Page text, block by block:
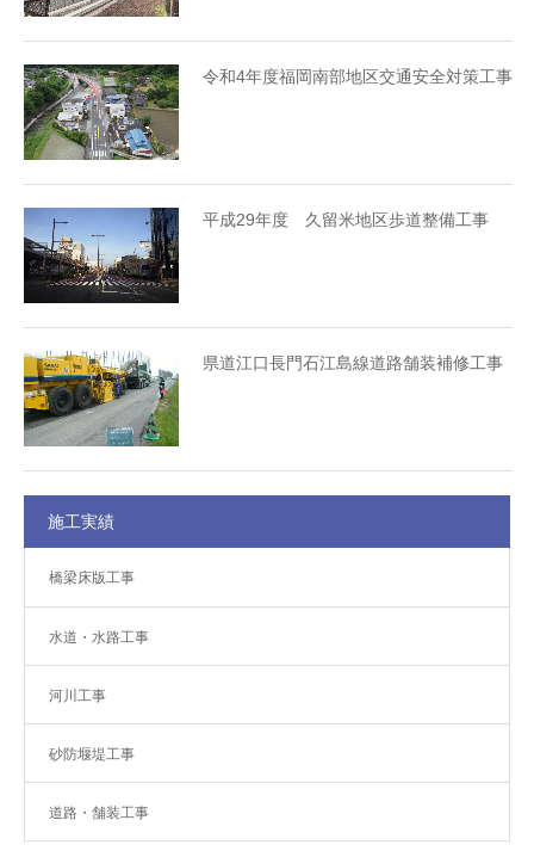
令和4年度福岡南部地区交通安全対策工事
平成29年度 久留米地区歩道整備工事
県道江口長門石江島線道路舗装補修工事
施工実績
橋梁床版工事
水道・水路工事
河川工事
砂防堰堤工事
道路・舗装工事